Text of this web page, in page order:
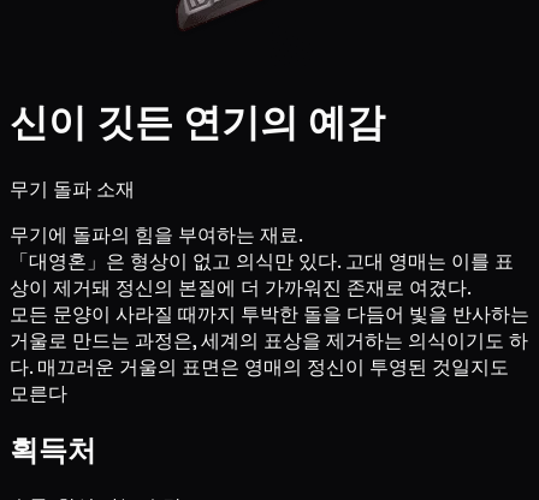
신이 깃든 연기의 예감
무기 돌파 소재
무기에 돌파의 힘을 부여하는 재료.
「대영혼」은 형상이 없고 의식만 있다. 고대 영매는 이를 표
상이 제거돼 정신의 본질에 더 가까워진 존재로 여겼다.
모든 문양이 사라질 때까지 투박한 돌을 다듬어 빛을 반사하는
거울로 만드는 과정은, 세계의 표상을 제거하는 의식이기도 하
다. 매끄러운 거울의 표면은 영매의 정신이 투영된 것일지도
모른다
획득처